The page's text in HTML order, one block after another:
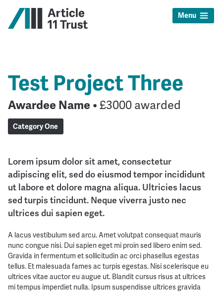
Menu
Test Project Three
Awardee Name • £3000 awarded
Category One
Lorem ipsum dolor sit amet, consectetur
adipiscing elit, sed do eiusmod tempor incididunt
ut labore et dolore magna aliqua. Ultricies lacus
sed turpis tincidunt. Neque viverra justo nec
ultrices dui sapien eget.
A lacus vestibulum sed arcu. Amet volutpat consequat mauris
nunc congue nisi. Dui sapien eget mi proin sed libero enim sed.
Gravida in fermentum et sollicitudin ac orci phasellus egestas
tellus. Et malesuada fames ac turpis egestas. Nisi scelerisque eu
ultrices vitae auctor eu augue ut. Blandit cursus risus at ultrices
mi tempus imperdiet nulla. Ipsum suspendisse ultrices gravida